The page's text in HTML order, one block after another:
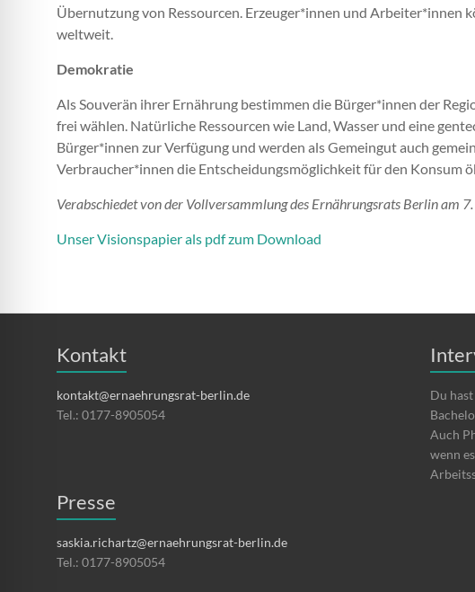
Übernutzung von Ressourcen. Erzeuger*innen und Arbeiter*innen
weltweit.
Demokratie
Als Souverän ihrer Ernährung bestimmen die Bürger*innen der
frei wählen. Natürliche Ressourcen wie Land, Wasser und eine
Bürger*innen zur Verfügung und werden als Gemeingut auch
Verbraucher*innen die Entscheidungsmöglichkeit für den
Verabschiedet von der Vollversammlung des Ernährungsrats Berlin am
Unser Visionspapier als pdf zum Download
Kontakt
kontakt@ernaehrungsrat-berlin.de
Tel.: 0177-8905054
Presse
saskia.richartz@ernaehrungsrat-berlin.de
Tel.: 0177-8905054
Du
Auch
wenn